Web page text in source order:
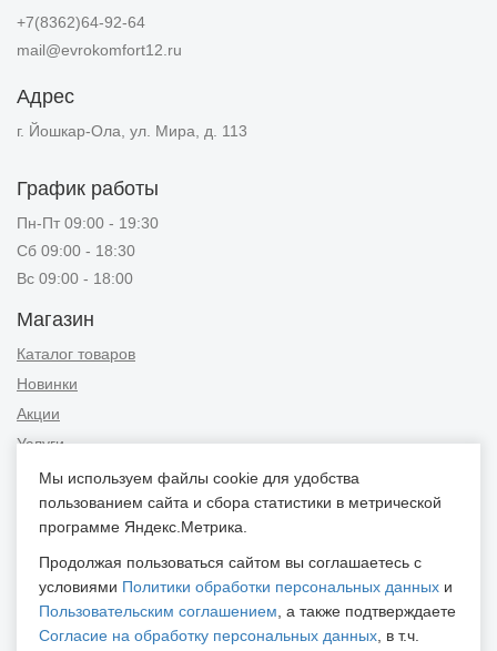
+7(8362)64-92-64
mail@evrokomfort12.ru
Адрес
г. Йошкар-Ола, ул. Мира, д. 113
График работы
Пн-Пт 09:00 - 19:30
Сб 09:00 - 18:30
Вс 09:00 - 18:00
Магазин
Каталог товаров
Новинки
Акции
Услуги
Информация
Публичная оферта
Контакты
Положение об обработке персональных данных
Пользовательское соглашение
Мы используем файлы cookie для удобства
пользованием сайта и сбора статистики в метрической
программе Яндекс.Метрика.
Продолжая пользоваться сайтом вы соглашаетесь с
условиями Политики обработки персональных данных и
Пользовательским соглашением , а также подтверждаете
Согласие на обработку персональных данных , в т.ч.